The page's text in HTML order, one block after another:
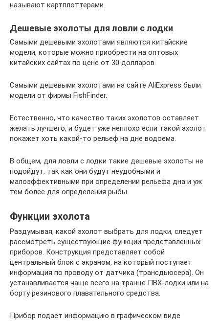
называют картплоттерами.
Дешевые эхолоты для ловли с лодки
Самыми дешевыми эхолотами являются китайские
модели, которые можно приобрести на оптовых
китайских сайтах по цене от 30 долларов.
Самыми дешевыми эхолотами на сайте AliExpress были
модели от фирмы FishFinder.
Естественно, что качество таких эхолотов оставляет
желать лучшего, и будет уже неплохо если такой эхолот
покажет хоть какой-то рельеф на дне водоема.
В общем, для ловли с лодки такие дешевые эхолоты не
подойдут, так как они будут неудобными и
малоэффективными при определении рельефа дна и уж
тем более для определения рыбы.
Функции эхолота
Раздумывая, какой эхолот выбрать для лодки, следует
рассмотреть существующие функции представленных
приборов. Конструкция представляет собой
центральный блок с экраном, на который поступает
информация по проводу от датчика (трансдьюсера). Он
устанавливается чаще всего на транце ПВХ-лодки или на
борту резинового плавательного средства.
Прибор подает информацию в графическом виде